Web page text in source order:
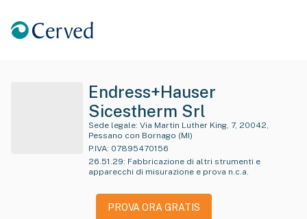
Endress+Hauser
Sicestherm Srl
Sede legale:
Pessano con Bornago (MI)
P.IVA: 07895470156
26.51.29: Fabbricazione di altri strumenti e
apparecchi di misurazione e prova n.c.a.
PROVA ORA GRATIS